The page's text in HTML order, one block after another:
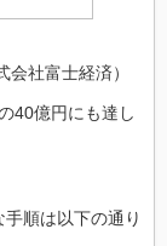
社富士経済）
40億円にも達し
順は以下の通り